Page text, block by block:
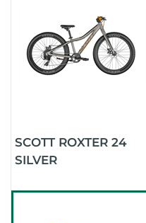
SCOTT ROXTER 24
SILVER